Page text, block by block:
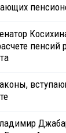
пенсий